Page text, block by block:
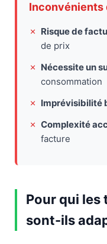
Inconvénients
✗ Risque de
de prix
✗ Nécessite un
consommation
✗ Imprévisibilité
✗ Complexité
facture
Pour qui les
sont-ils